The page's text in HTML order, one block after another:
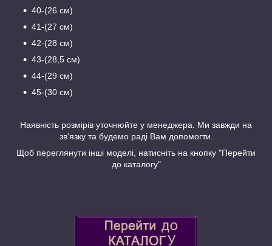
40-(26 см)
41-(27 см)
42-(28 см)
43-(28,5 см)
44-(29 см)
45-(30 см)
Наявність розмірів уточнюйте у менеджера. Ми завжди на
зв'язку та будемо раді Вам допомогти.
Щоб переглянути інші моделі, натисніть на кнопку "Перейти
до каталогу"